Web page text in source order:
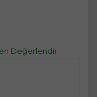
Değerlendir